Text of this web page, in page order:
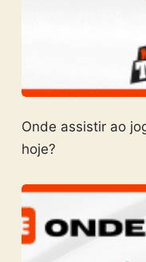
Onde assistir ao
hoje?